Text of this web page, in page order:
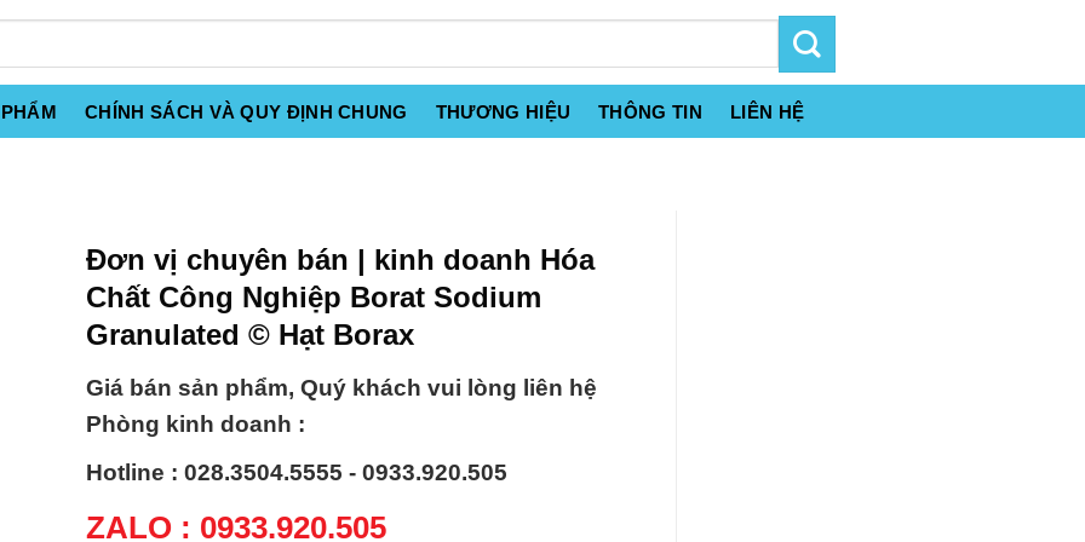
CHÍNH SÁCH VÀ QUY ĐỊNH CHUNG THƯƠNG HIỆU THÔNG TIN LIÊN HỆ
Đơn vị chuyên bán | kinh doanh Hóa
Chất Công Nghiệp Borat Sodium
Granulated © Hạt Borax
Giá bán sản phẩm, Quý khách vui lòng liên hệ
Phòng kinh doanh :
Hotline : 028.3504.5555 - 0933.920.505
ZALO : 0933.920.505